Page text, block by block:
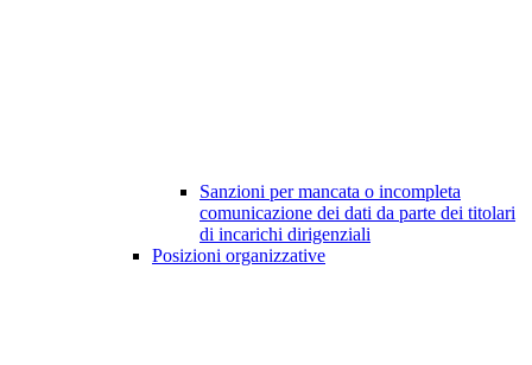
Sanzioni per mancata o incompleta
comunicazione dei dati da parte dei titolari
di incarichi dirigenziali
Posizioni organizzative